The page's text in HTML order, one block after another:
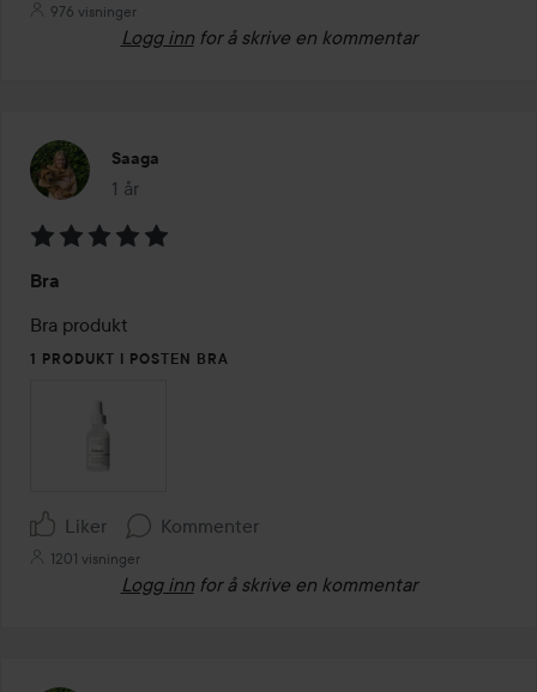
976 visninger
Logg inn for å skrive en kommentar
Saaga
1 år
Innlegget ble opprettet 1 år
5
av
5
Bra
Bra produkt
1 PRODUKT I POSTEN BRA
Liker Kommenter
1201 visninger
Logg inn for å skrive en kommentar